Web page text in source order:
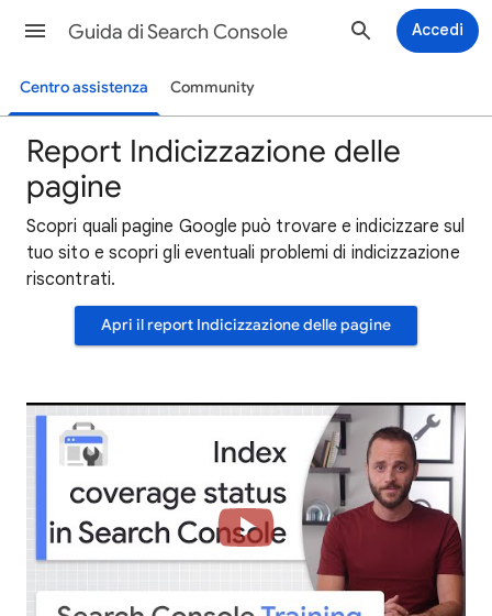
Guida di Search Console Accedi
Centro assistenza Community
Report Indicizzazione delle
pagine
Scopri quali pagine Google può trovare e indicizzare sul
tuo sito e scopri gli eventuali problemi di indicizzazione
riscontrati.
Apri il report Indicizzazione delle pagine